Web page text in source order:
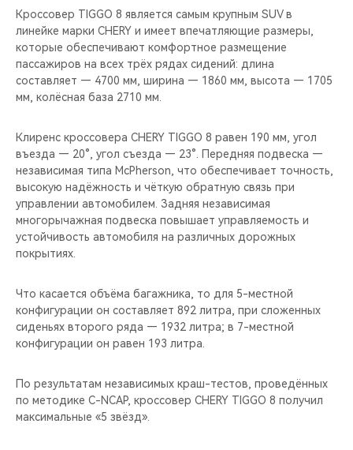
CHERY CONNECT
CHERY И СПОРТ
ВИДЕООБЗОРЫ
CHERY ДЛЯ ДЕТЕЙ
Кроссовер TIGGO 8 является самым крупным SUV в
линейке марки CHERY и имеет впечатляющие размеры,
которые обеспечивают комфортное размещение
пассажиров на всех трёх рядах сидений: длина
составляет — 4700 мм, ширина — 1860 мм, высота — 1705
мм, колёсная база 2710 мм.
Клиренс кроссовера CHERY TIGGO 8 равен 190 мм, угол
въезда — 20°, угол съезда — 23°. Передняя подвеска —
независимая типа McPherson, что обеспечивает точность,
высокую надёжность и чёткую обратную связь при
управлении автомобилем. Задняя независимая
многорычажная подвеска повышает управляемость и
устойчивость автомобиля на различных дорожных
покрытиях.
Что касается объёма багажника, то для 5-местной
конфигурации он составляет 892 литра, при сложенных
сиденьях второго ряда — 1932 литра; в 7-местной
конфигурации он равен 193 литра.
По результатам независимых краш-тестов, проведённых
по методике C-NCAP, кроссовер CHERY TIGGO 8 получил
максимальные «5 звёзд».